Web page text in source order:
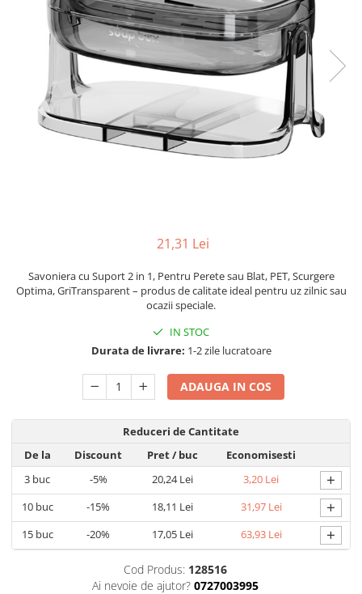
Ustensile pentru Bucătărie
Ustensile pentru Bucătărie
Veselă pentru Masă
Articole pentru Casa si Curatenie
Accesorii Ingrijire Casa
Cutii depozitare
Diverse Casa
Produse ingrijire incaltaminte
Radiatoare si Seminee electrice
Uscatoare si Standere Haine
Articole pentru Gradina si Bricolaj
Articole pentru Iluminat
Lampi de veghe
Articole si, Echipamente pentru
Transport şi Ridicat
Pelerine, Umbrele si Accesorii
Videoproiectoare
21,31 Lei
Savoniera cu Suport 2 in 1, Pentru Perete sau Blat, PET, Scurgere
Optima, GriTransparent – produs de calitate ideal pentru uz zilnic sau
ocazii speciale.
IN STOC
Durata de livrare: 1-2 zile lucratoare
ADAUGA IN COS
Reduceri de Cantitate
De la
Discount Pret/ buc
Economisesti
3 buc -5% 20,24 Lei 3,20 Lei +
10buc -15% 18,11 Lei 31,97 Lei +
15buc -20% 17,05 Lei 63,93 Lei +
Cod Produs: 128516
Ai nevoie de ajutor? 0727003995